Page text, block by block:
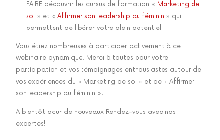
FAIRE découvrir les cursus de formation « Marketing de
soi » et «Affirmer son leadership au féminin » qui
permettent de libérer votre plein potentiel !
Vous étiez nombreuses à participer activement à ce
webinaire dynamique. Merci à toutes pour votre
participation et vos témoignages enthousiastes autour de
vos expériences du « Marketing de soi » et de « Affirmer
son leadership au féminin ».
A bientôt pour de nouveaux Rendez-vous avec nos
expertes!